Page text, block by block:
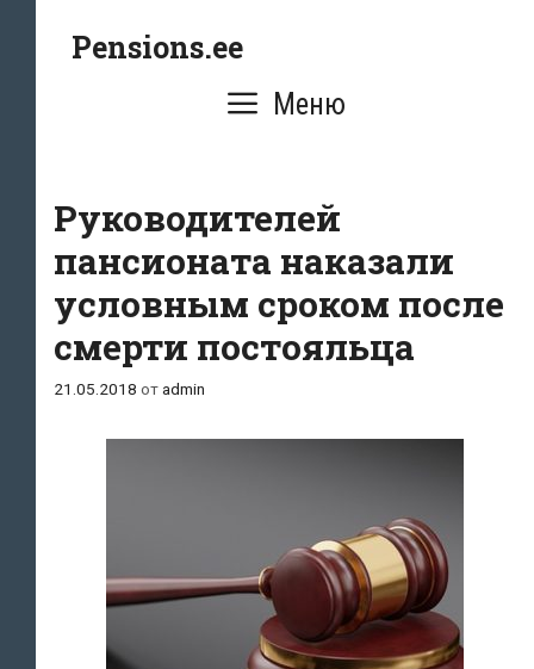
Pensions.ee
Меню
Руководителей
пансионата наказали
условным сроком после
смерти постояльца
21.05.2018 отadmin